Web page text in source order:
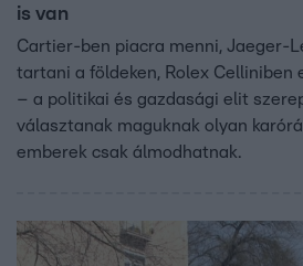
is van
Cartier-ben piacra menni, Jaeger-
tartani a földeken, Rolex Celliniben
– a politikai és gazdasági elit
választanak maguknak olyan
emberek csak álmodhatnak.